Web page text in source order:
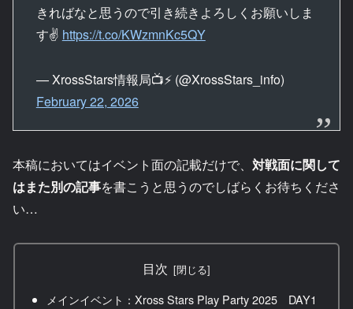
きればなと思うので引き続きよろしくお願いしま
す✌️ https://t.co/KWzmnKc5QY
— XrossStars情報局📺⚡ (@XrossStars_info)
February 22, 2026
本稿においてはイベント面の記載だけで、 対戦面に関して
はまた別の記事を書こうと思うのでしばらくお待ちくださ
い…
目次
メインイベント：Xross Stars Play Party 2025 DAY1